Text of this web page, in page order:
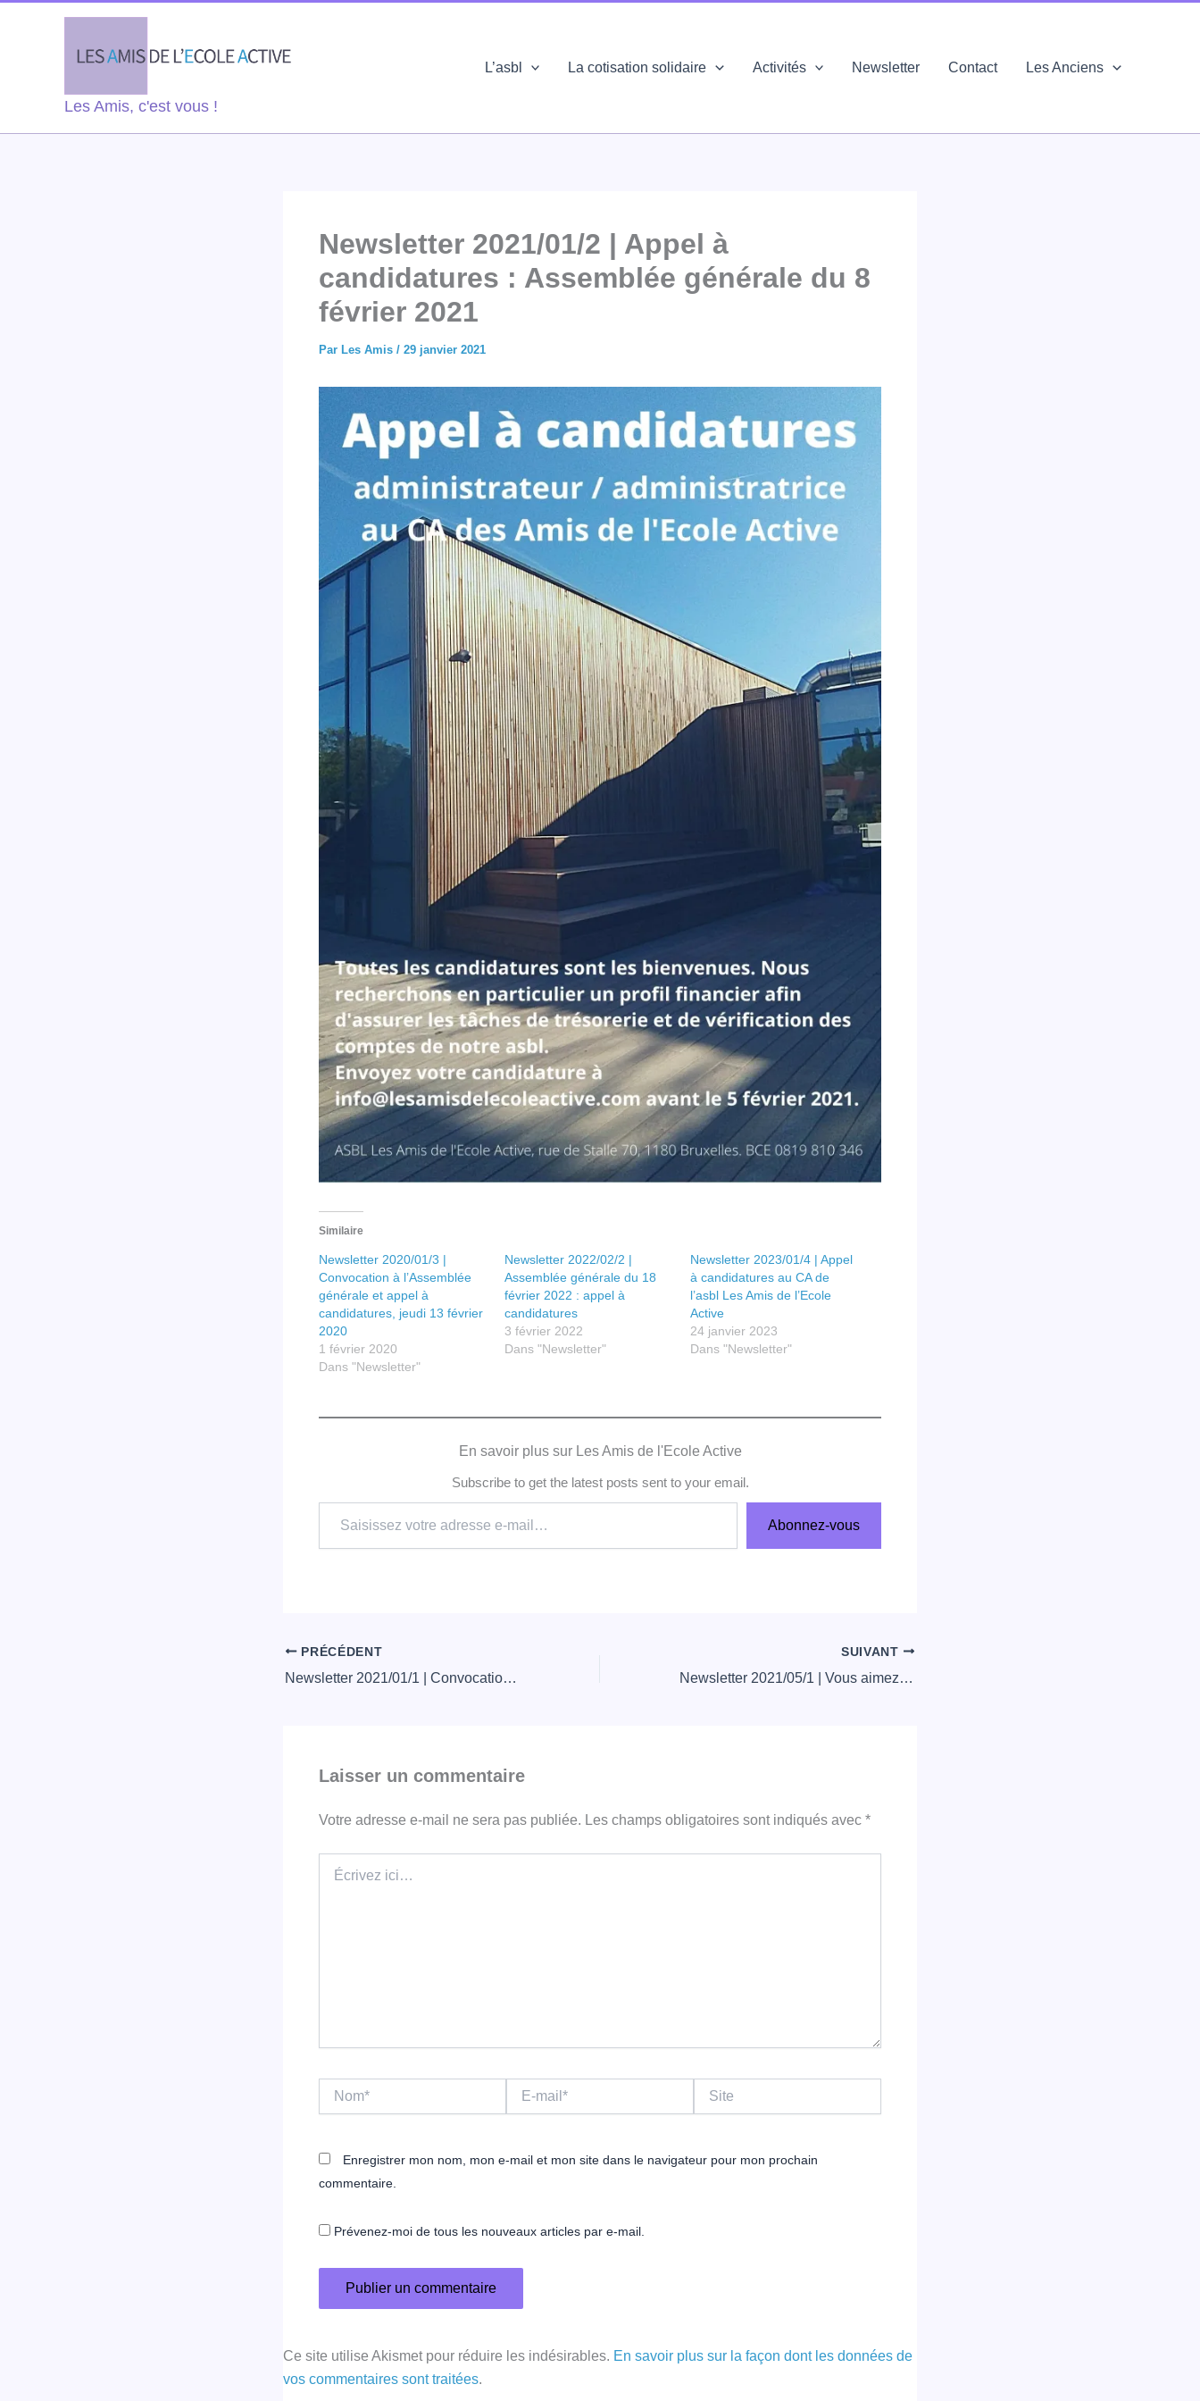
Les Amis, c'est vous !
L’asbl La cotisation solidaire Activités Newsletter Contact Les Anciens
Newsletter 2021/01/2 | Appel à
candidatures : Assemblée générale du 8
février 2021
Par Les Amis / 29 janvier 2021
Similaire
Newsletter 2020/01/3 |
Convocation à l’Assemblée
générale et appel à
candidatures, jeudi 13 février
2020
1 février 2020
Dans "Newsletter"
Newsletter 2022/02/2 |
Assemblée générale du 18
février 2022 : appel à
candidatures
3 février 2022
Dans "Newsletter"
Newsletter 2023/01/4 | Appel
à candidatures au CA de
l’asbl Les Amis de l’Ecole
Active
24 janvier 2023
Dans "Newsletter"
En savoir plus sur Les Amis de l'Ecole Active
Subscribe to get the latest posts sent to your email.
votre
adresse
Abonnez-vous
PRÉCÉDENT
Newsletter 2021/01/1 | Convocation à l’Assemblée générale de l’asbl Les Amis de l’Ecole Active – Lundi 8 février 2021
SUIVANT
Newsletter 2021/05/1 | Vous aimez votre métier ? La soirée Métiers 2020-21 aura lieu le mercredi 19 mai 2021
Laisser un commentaire
Votre adresse e-mail ne sera pas publiée. Les champs obligatoires sont indiqués avec *
ici…
mail*
Enregistrer mon nom, mon e-mail et mon site dans le navigateur pour mon prochain
commentaire.
Prévenez-moi de tous les nouveaux articles par e-mail.
Ce site utilise Akismet pour réduire les indésirables. En savoir plus sur la façon dont les données de
vos commentaires sont traitées.